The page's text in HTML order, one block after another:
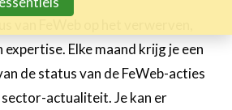
expertise. Elke maand krijg je een
de status van de FeWeb-acties
actualiteit. Je kan er
Le Toolbox